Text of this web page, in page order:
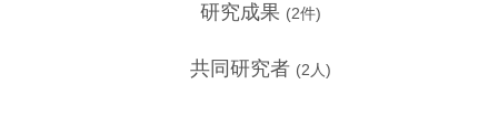
研究成果 (2件)
共同研究者 (2 人)